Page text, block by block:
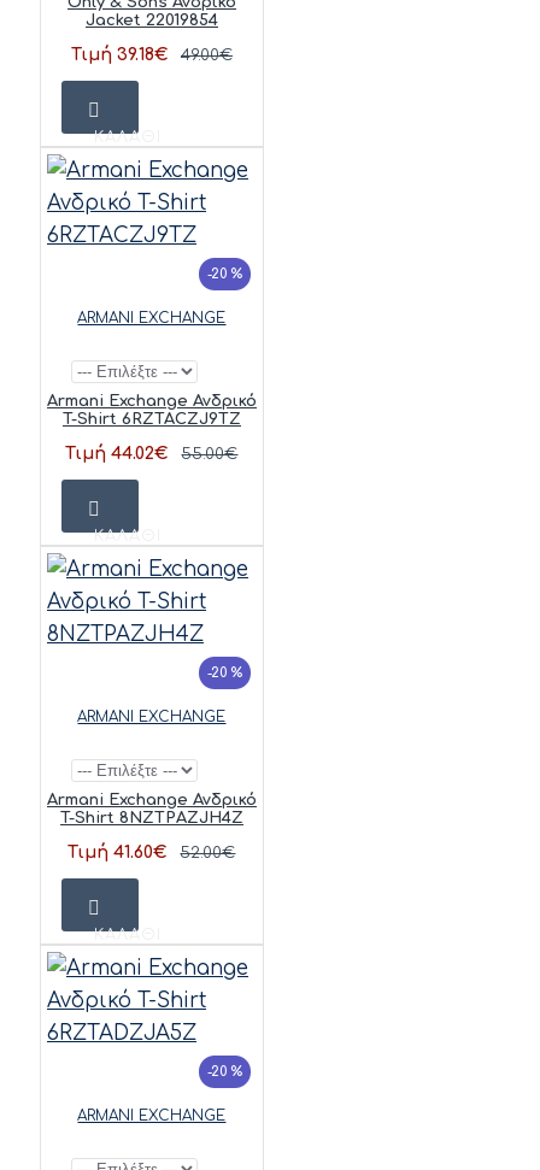
Jacket 22019854
Τιμή 39.18€ 49.00€
ΚΑΛΆΘΙ
-20 %
ARMANI EXCHANGE
Armani Exchange Ανδρικό
T-Shirt 6RZTACZJ9TZ
Τιμή 44.02€ 55.00€
ΚΑΛΆΘΙ
-20 %
ARMANI EXCHANGE
Armani Exchange Ανδρικό
T-Shirt 8NZTPAZJH4Z
Τιμή 41.60€ 52.00€
ΚΑΛΆΘΙ
-20 %
ARMANI EXCHANGE